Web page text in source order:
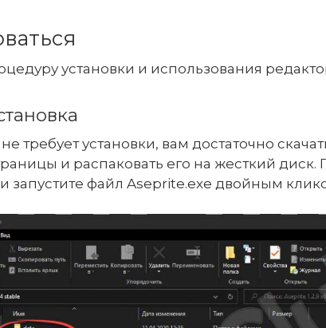
установки и использования
требует установки, вам достаточно
и распаковать его на жесткий диск.
и запустите файл Aseprite.exe двойным